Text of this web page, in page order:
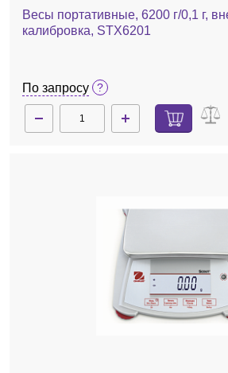
Весы портативные, 6200 г/0,1 г,
калибровка, STX6201
По запросу